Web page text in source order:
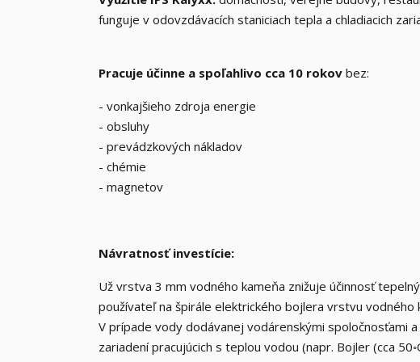
funguje v odovzdávacích staniciach tepla a chladiacich
Pracuje účinne a spoľahlivo cca 10 rokov bez:
- vonkajšieho zdroja energie
- obsluhy
- prevádzkových nákladov
- chémie
- magnetov
Návratnosť investície:
Už vrstva 3 mm vodného kameňa znižuje účinnosť
používateľ na špirále elektrického bojlera vrstvu
V prípade vody dodávanej vodárenskými spoločnosťami
zariadení pracujúcich s teplou vodou (napr. Bojler (cca